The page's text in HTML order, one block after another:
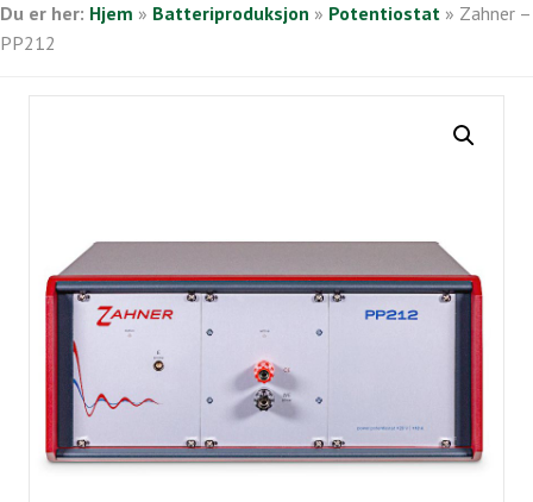
Du er her: Hjem » Batteriproduksjon » Potentiostat » Zahner –
PP212